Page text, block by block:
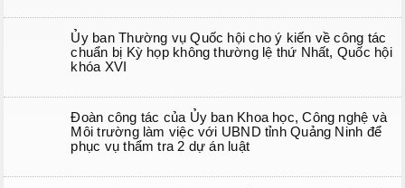
Ủy ban Thường vụ Quốc hội cho ý kiến về công tác
chuẩn bị Kỳ họp không thường lệ thứ Nhất, Quốc hội
khóa XVI
Đoàn công tác của Ủy ban Khoa học, Công nghệ và
Môi trường làm việc với UBND tỉnh Quảng Ninh để
phục vụ thẩm tra 2 dự án luật